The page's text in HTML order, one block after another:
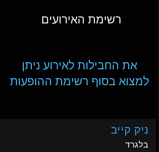
רשימת האירועים
את החבילות לאירוע ניתן
למצוא בסוף רשימת ההופעות
ניק קייב
בלגרד